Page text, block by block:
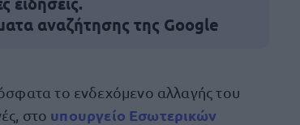
αναζήτησης της Google
το ενδεχόμενο αλλαγής του
στο υπουργείο Εσωτερικών